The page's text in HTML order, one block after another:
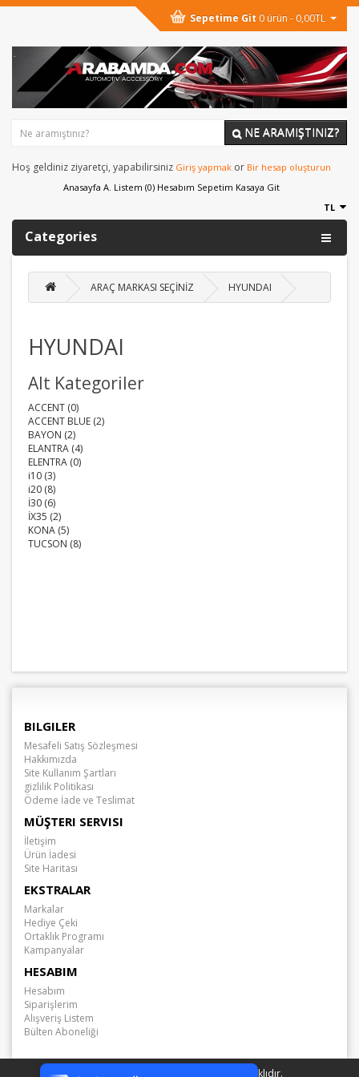
7/24 Canlı Destek
Sepetime Git 0 ürün - 0,00TL
NE ARAMIŞTINIZ?
Hoş geldiniz ziyaretçi, yapabilirsiniz Giriş yapmak or Bir hesap oluşturun
Anasayfa A. Listem (0) Hesabım Sepetim Kasaya Git
TL
Categories
ARAÇ MARKASI SEÇİNİZ HYUNDAI
HYUNDAI
Alt Kategoriler
ACCENT (0)
ACCENT BLUE (2)
BAYON (2)
ELANTRA (4)
ELENTRA (0)
i10 (3)
i20 (8)
İ30 (6)
İX35 (2)
KONA (5)
TUCSON (8)
BILGILER
Mesafeli Satış Sözleşmesi
Hakkımızda
Site Kullanım Şartları
gizlilik Politikası
Ödeme İade ve Teslimat
MÜŞTERI SERVISI
İletişim
Ürün İadesi
Site Haritası
EKSTRALAR
Markalar
Hediye Çeki
Ortaklık Programı
Kampanyalar
HESABIM
Hesabım
Siparişlerim
Alışveriş Listem
Bülten Aboneliği
Arabamda.com © 2026 - Tüm Hakları Saklıdır.